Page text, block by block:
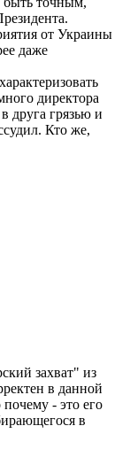
от Украины
даже
директора
друга грязью и
Кто же,
захват" из
в данной
- это его
в